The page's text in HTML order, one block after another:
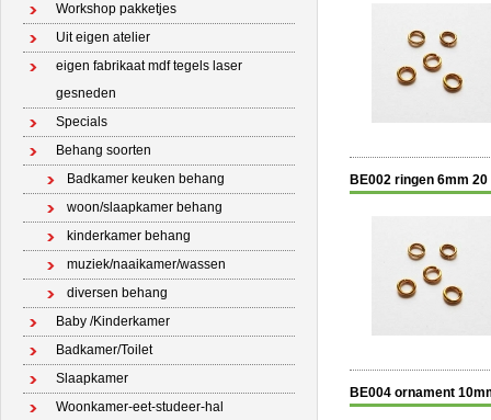
Workshop pakketjes
Uit eigen atelier
eigen fabrikaat mdf tegels laser
gesneden
Specials
Behang soorten
Badkamer keuken behang
woon/slaapkamer behang
kinderkamer behang
muziek/naaikamer/wassen
diversen behang
Baby /Kinderkamer
Badkamer/Toilet
Slaapkamer
Woonkamer-eet-studeer-hal
BE002 ringen 6mm
BE004 ornament